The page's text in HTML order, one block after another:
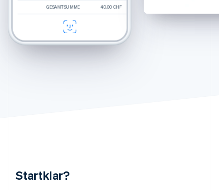
Chamomile Fade
GESAMTSUMME 250,00 CHF
BEZAHLEN
GESAMTSUMME $270.00
Gesamtsumme
GESAMTSUMME 40,00 CHF
Startklar?
日本語English
Français
Kroatien
Mexiko